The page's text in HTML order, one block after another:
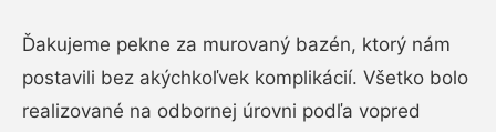
Ďakujeme pekne za murovaný bazén, ktorý nám
postavili bez akýchkoľvek komplikácií. Všetko bolo
realizované na odbornej úrovni podľa vopred